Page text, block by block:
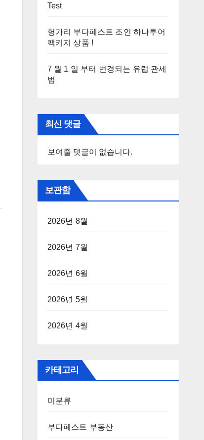
Test
헝가리 부다페스트 조인 하나투어
팩키지 상품 !
7 월 1 일 부터 변경되는 유럽 관세
법
최신 댓글
보여줄 댓글이 없습니다.
보관함
2026년 8월
2026년 7월
2026년 6월
2026년 5월
2026년 4월
카테고리
미분류
부다페스트 부동산